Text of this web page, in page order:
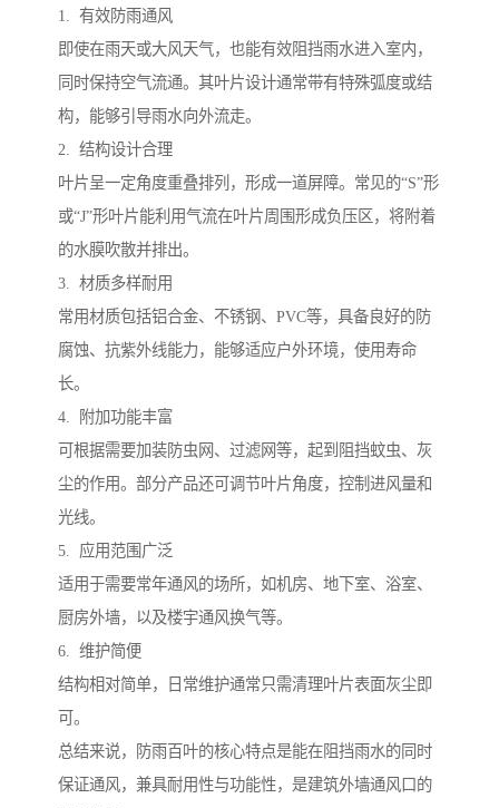
1. 有效防雨通风
即使在雨天或大风天气，也能有效阻挡雨水进入室内，
同时保持空气流通。其叶片设计通常带有特殊弧度或结
构，能够引导雨水向外流走。
2. 结构设计合理
叶片呈一定角度重叠排列，形成一道屏障。常见的“S”形
或“J”形叶片能利用气流在叶片周围形成负压区，将附着
的水膜吹散并排出。
3. 材质多样耐用
常用材质包括铝合金、不锈钢、PVC等，具备良好的防
腐蚀、抗紫外线能力，能够适应户外环境，使用寿命
长。
4. 附加功能丰富
可根据需要加装防虫网、过滤网等，起到阻挡蚊虫、灰
尘的作用。部分产品还可调节叶片角度，控制进风量和
光线。
5. 应用范围广泛
适用于需要常年通风的场所，如机房、地下室、浴室、
厨房外墙，以及楼宇通风换气等。
6. 维护简便
结构相对简单，日常维护通常只需清理叶片表面灰尘即
可。
总结来说，防雨百叶的核心特点是能在阻挡雨水的同时
保证通风，兼具耐用性与功能性，是建筑外墙通风口的